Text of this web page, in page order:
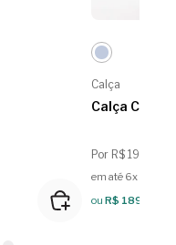
Calça
Calça Cargo
Por R$ 199,99
em até 6x de R$
ou R$ 189,99